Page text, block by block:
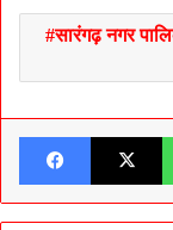
सारंगढ़ नगर
Facebook X